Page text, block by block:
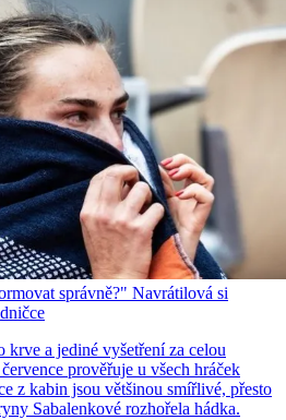
správně?" Navrátilová si
krve a jediné vyšetření za celou
prověřuje u všech hráček
z kabin jsou většinou smířlivé, přesto
Sabalenkové rozhořela hádka.